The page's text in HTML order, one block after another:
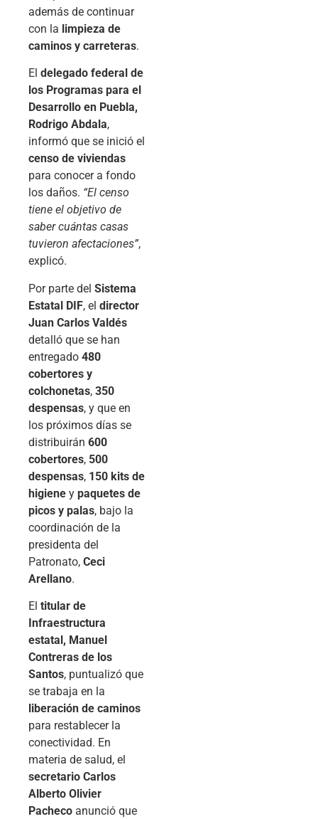
además de continuar
con la limpieza de
caminos y carreteras.
El delegado federal de
los Programas para el
Desarrollo en Puebla,
Rodrigo Abdala,
informó que se inició el
censo de viviendas
para conocer a fondo
los daños. “El censo
tiene el objetivo de
saber cuántas casas
tuvieron afectaciones”,
explicó.
Por parte del Sistema
Estatal DIF, el director
Juan Carlos Valdés
detalló que se han
entregado 480
cobertores y
colchonetas, 350
despensas, y que en
los próximos días se
distribuirán 600
cobertores, 500
despensas, 150 kits de
higiene y paquetes de
picos y palas, bajo la
coordinación de la
presidenta del
Patronato, Ceci
Arellano.
El titular de
Infraestructura
estatal, Manuel
Contreras de los
Santos, puntualizó que
se trabaja en la
liberación de caminos
para restablecer la
conectividad. En
materia de salud, el
secretario Carlos
Alberto Olivier
Pacheco anunció que